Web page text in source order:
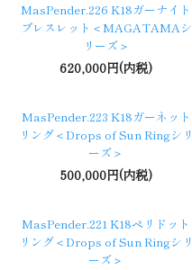
MasPender.226 K18ガーナイト
ブレスレット＜MAGATAMAシ
リーズ＞
620,000円(内税)
MasPender.223 K18ガーネット
リング＜Drops of Sun Ringシリ
ーズ＞
500,000円(内税)
MasPender.221 K18ペリドット
リング＜Drops of Sun Ringシリ
ーズ＞